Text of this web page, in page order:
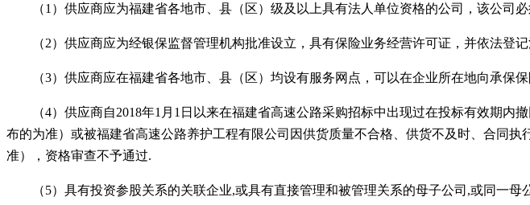
（1） 供应商应为福建省各地市、县（区）级及以上具有法人单位资格的公司，该公司
（2） 供应商应为经银保监督管理机构批准设立，具有保险业务经营许可证，并依法登
（3）供应商应在福建省各地市、县（区）均设有服务网点，可以在企业所在地向承保
（4） 供应商自2018年1月1日以来在福建省高速公路采购招标中出现过在投标有效期
布的为准）或被福建省高速公路养护工程有限公司因供货质量不合格、供货不及时、合同
准），资格审查不予通过.
（5） 具有投资参股关系的关联企业,或具有直接管理和被管理关系的母子公司,或同一